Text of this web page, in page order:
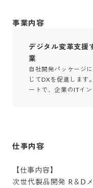
事業内容
デジタル変革支援
業
自社開発パッケージ
じてDXを促進します
ートで、企業のITイン
仕事内容
【仕事内容】
次世代製品開発 R＆D